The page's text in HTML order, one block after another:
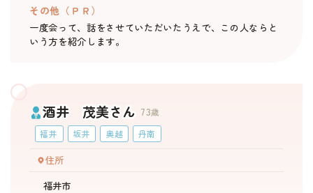
その他（ＰＲ）
一度会って、話をさせていただいたうえで、この人ならと
いう方を紹介します。
酒井 茂美さん 73歳
福井
坂井 奥越 丹南
住所
福井市